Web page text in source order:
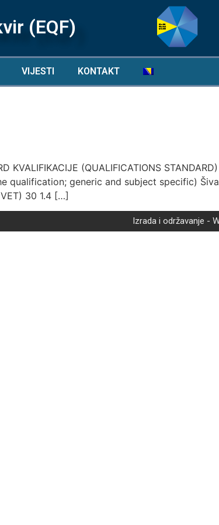
(EQF)
VIJESTI KONTAKT
KVALIFIKACIJE (QUALIFICATIONS
qualification; generic and subject specific)
30 1.4 […]
Izrada i održavanje -